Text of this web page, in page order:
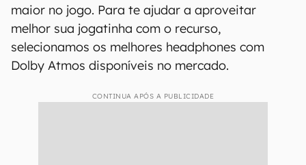
maior no jogo. Para te ajudar a aproveitar
melhor sua jogatinha com o recurso,
selecionamos os melhores headphones com
Dolby Atmos disponíveis no mercado.
CONTINUA APÓS A PUBLICIDADE